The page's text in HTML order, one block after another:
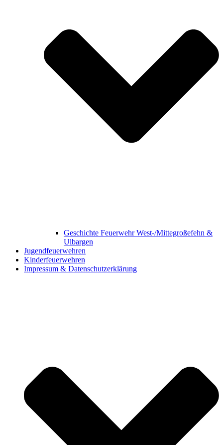
Geschichte Feuerwehr West-/Mittegroßefehn &
Ulbargen
Jugendfeuerwehren
Kinderfeuerwehren
Impressum & Datenschutzerklärung